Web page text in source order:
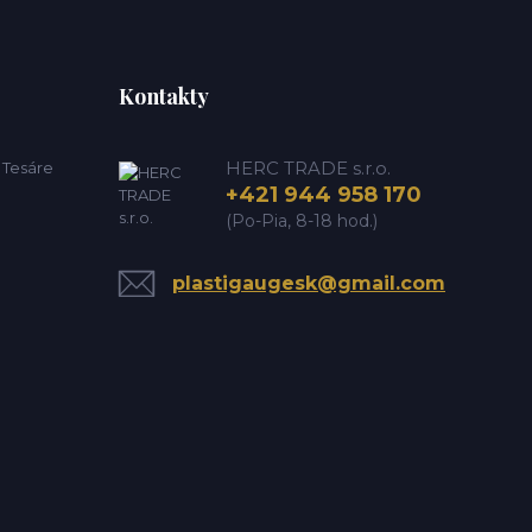
Kontakty
HERC TRADE s.r.o.
+421 944 958 170
(Po-Pia, 8-18 hod.)
plastigaugesk@gmail.com